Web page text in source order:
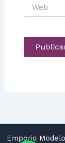
Emporio